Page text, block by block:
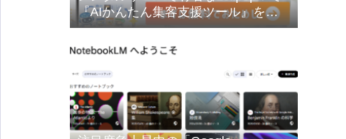
『AIかんたん集客支援ツール』を無
料でお試しできます❣